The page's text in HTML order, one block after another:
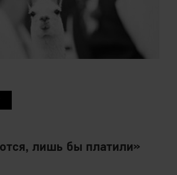
лишь бы платили»